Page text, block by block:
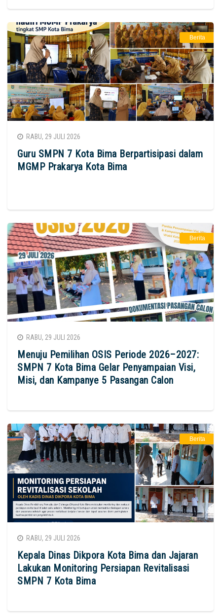
Berita
RABU, 29 JULI 2026
Guru SMPN 7 Kota Bima Berpartisipasi dalam
MGMP Prakarya Kota Bima
Berita
RABU, 29 JULI 2026
Menuju Pemilihan OSIS Periode 2026–2027:
SMPN 7 Kota Bima Gelar Penyampaian Visi,
Misi, dan Kampanye 5 Pasangan Calon
Berita
RABU, 29 JULI 2026
Kepala Dinas Dikpora Kota Bima dan Jajaran
Lakukan Monitoring Persiapan Revitalisasi
SMPN 7 Kota Bima